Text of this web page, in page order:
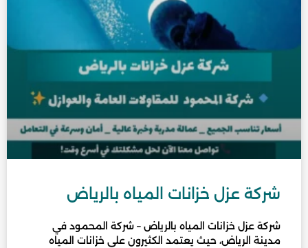
شركة عزل خزانات المياه بالرياض
شركة عزل خزانات المياه بالرياض – شركة المحمود في
مدينة الرياض، حيث يعتمد الكثيرون على خزانات المياه